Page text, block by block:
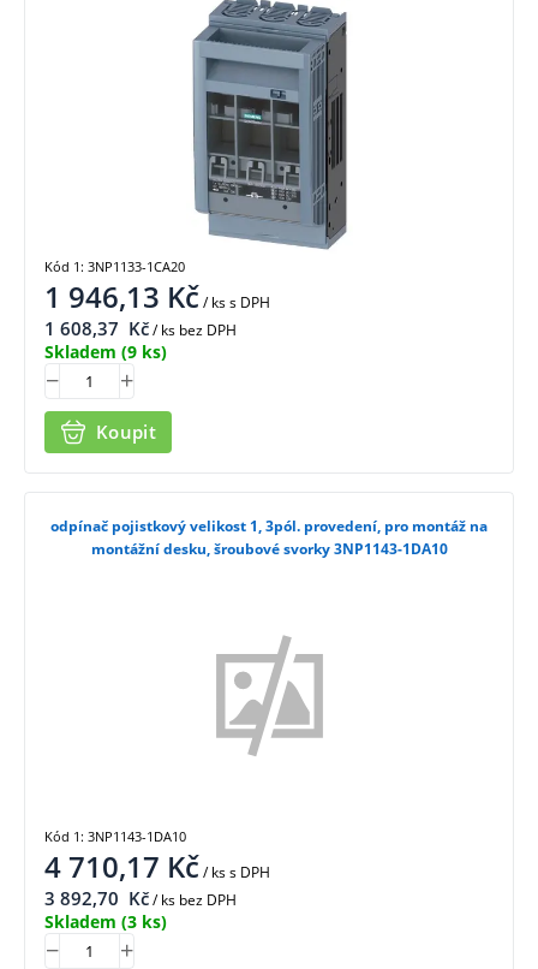
1 946,13 Kč/ kss DPH
1 608,37 Kč/ ks bez DPH
Skladem (9 ks)
Koupit
Kód 1: 3NP1133-1CA20
odpínač pojistkový velikost 1, 3pól. provedení, pro montáž na
montážní desku, šroubové svorky 3NP1143-1DA10
4 710,17 Kč/ kss DPH
3 892,70 Kč/ ks bez DPH
Skladem (3 ks)
Kód 1: 3NP1143-1DA10